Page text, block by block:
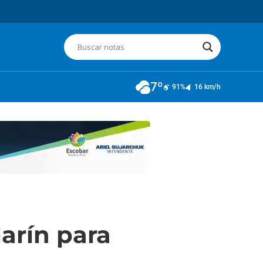
7º 91% 16 km/h
para